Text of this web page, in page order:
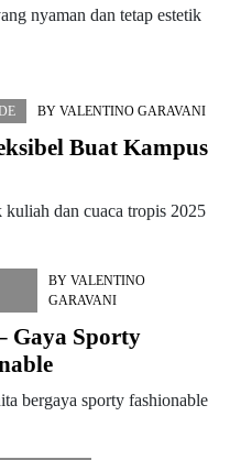
nyaman dan tetap estetik
BY VALENTINO GARAVANI
Buat Kampus
dan cuaca tropis 2025
BYVALENTINO
GARAVANI
Gaya Sporty
bergaya sporty fashionable